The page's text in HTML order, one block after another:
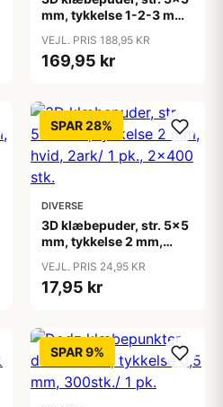
mm, tykkelse 1-2-3 mm,
VEJL. PRIS 188,95 KR
169,95 kr
SPAR 28%
DIVERSE
3D klæbepuder, str. 5x5
mm, tykkelse 2 mm,
stk.
VEJL. PRIS 24,95 KR
17,95 kr
SPAR 9%